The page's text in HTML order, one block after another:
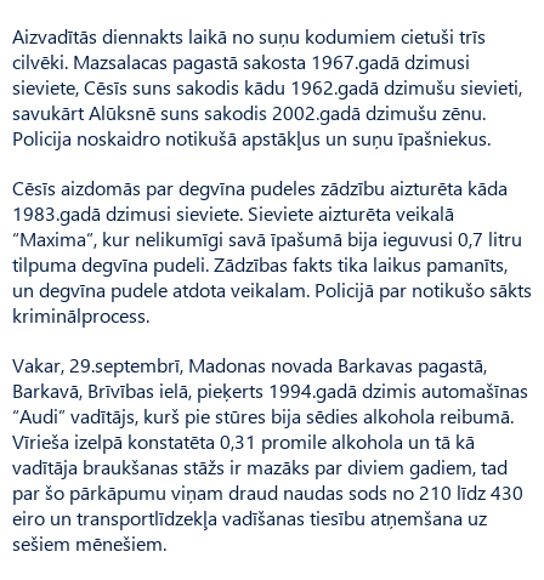
Aizvadītās diennakts laikā no suņu kodumiem cietuši trīs
cilvēki. Mazsalacas pagastā sakosta 1967.gadā dzimusi
sieviete, Cēsīs suns sakodis kādu 1962.gadā dzimušu sievieti,
savukārt Alūksnē suns sakodis 2002.gadā dzimušu zēnu.
Policija noskaidro notikušā apstākļus un suņu īpašniekus.
Cēsīs aizdomās par degvīna pudeles zādzību aizturēta kāda
1983.gadā dzimusi sieviete. Sieviete aizturēta veikalā
“Maxima”, kur nelikumīgi savā īpašumā bija ieguvusi 0,7 litru
tilpuma degvīna pudeli. Zādzības fakts tika laikus pamanīts,
un degvīna pudele atdota veikalam. Policijā par notikušo sākts
kriminālprocess.
Vakar, 29.septembrī, Madonas novada Barkavas pagastā,
Barkavā, Brīvības ielā, pieķerts 1994.gadā dzimis automašīnas
“Audi” vadītājs, kurš pie stūres bija sēdies alkohola reibumā.
Vīrieša izelpā konstatēta 0,31 promile alkohola un tā kā
vadītāja braukšanas stāžs ir mazāks par diviem gadiem, tad
par šo pārkāpumu viņam draud naudas sods no 210 līdz 430
eiro un transportlīdzekļa vadīšanas tiesību atņemšana uz
sešiem mēnešiem.